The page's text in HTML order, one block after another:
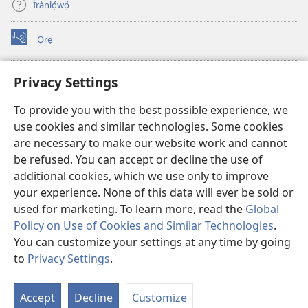
Privacy Settings
To provide you with the best possible experience, we
use cookies and similar technologies. Some cookies
are necessary to make our website work and cannot
be refused. You can accept or decline the use of
additional cookies, which we use only to improve
your experience. None of this data will ever be sold or
used for marketing. To learn more, read the Global
Policy on Use of Cookies and Similar Technologies.
You can customize your settings at any time by going
to Privacy Settings.
Accept Decline Customize
Ìrànlọ́wọ́
Ọrẹ
(opens
new
ÀKÁ ÌWÉ ORÍ ÍŃTÁNẸ́Ẹ̀TÌ TI Watchtower™
(opens
window)JW Hub
(opens
new
window)JW Library
Watchtower Library ®
Copyright© 2026 Watch Tower Bible and Tract Society of Pennsylvania.
ÀDÉHÙN LÍLO ÌKÀNNÌ